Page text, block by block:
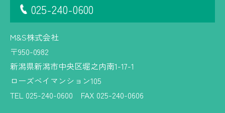
025-240-0600
M&S株式会社
〒950-0982
新潟県新潟市中央区堀之内南1-17-1
ローズベイマンション105
TEL 025-240-0600 FAX 025-240-0606